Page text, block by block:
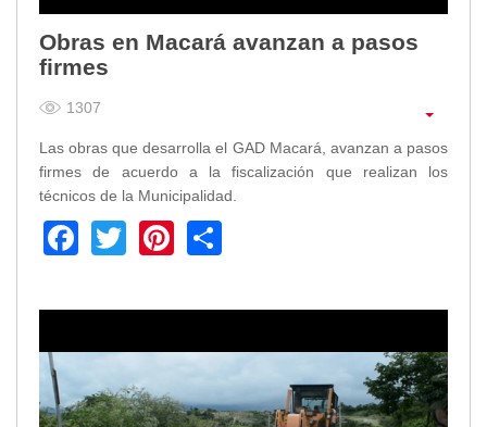
Obras en Macará avanzan a pasos
firmes
1307
Las obras que desarrolla el GAD Macará, avanzan a pasos
firmes de acuerdo a la fiscalización que realizan los
técnicos de la Municipalidad.
Facebook
TwitterPinterest